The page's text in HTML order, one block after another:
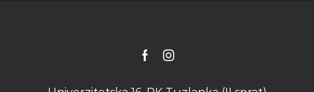
FacebookInstagram